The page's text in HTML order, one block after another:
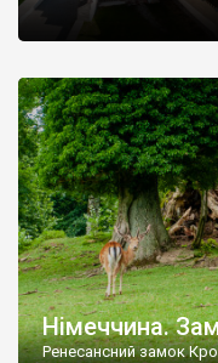
Німеччина.
Ренесансний замок